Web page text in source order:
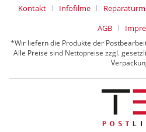
Kontakt Infofilme
AGB
*Wir liefern die Produkte der
Alle Preise sind Nettopreise zzgl.